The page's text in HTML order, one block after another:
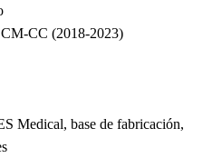
CM-CC (2018-2023)
Medical, base de fabricación,